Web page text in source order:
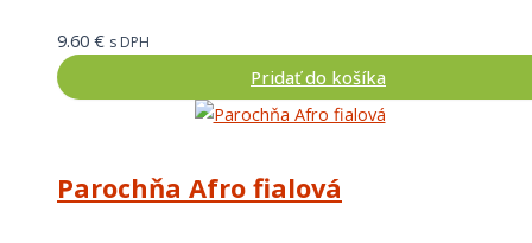
9.60 € s DPH
Pridať do košíka
Parochňa Afro fialová